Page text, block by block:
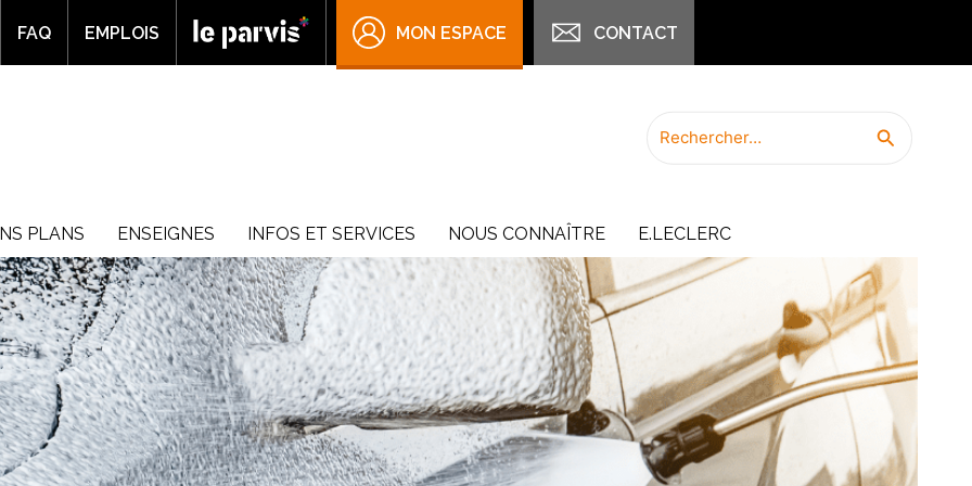
FAQ EMPLOIS MON ESPACE CONTACT
Rechercher :
PLANS ENSEIGNES INFOS ET SERVICES NOUS CONNAÎTRE E.LECLERC